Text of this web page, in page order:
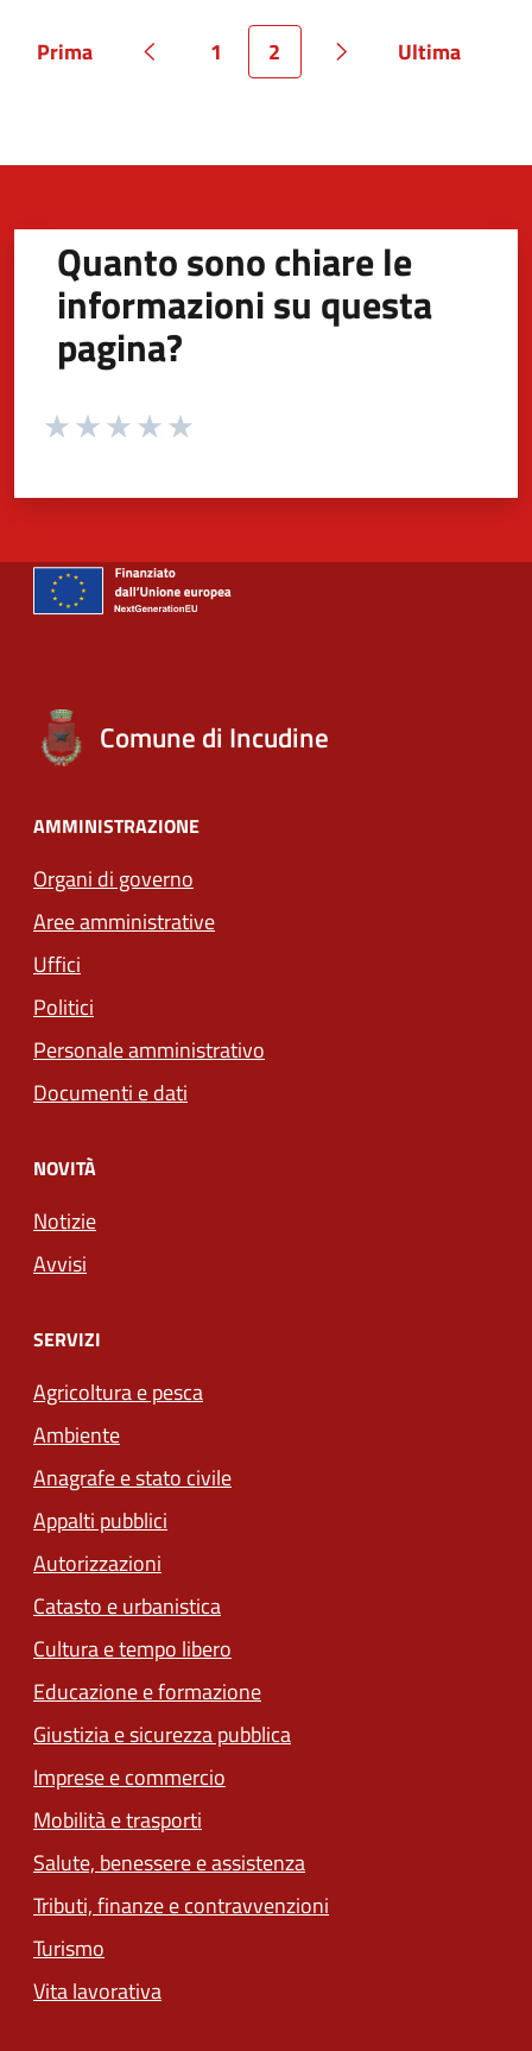
Pagina
Prima Pagina precedente
Pagina
1 Pagina
2 Pagina successiva
Pagina
Ultima
Quanto sono chiare le
informazioni su questa
pagina?
Valuta da 1 a 5 stelle la pagina
Comune di Incudine
AMMINISTRAZIONE
Organi di governo
Aree amministrative
Uffici
Politici
Personale amministrativo
Documenti e dati
NOVITÀ
Notizie
Avvisi
SERVIZI
Agricoltura e pesca
Ambiente
Anagrafe e stato civile
Appalti pubblici
Autorizzazioni
Catasto e urbanistica
Cultura e tempo libero
Educazione e formazione
Giustizia e sicurezza pubblica
Imprese e commercio
Mobilità e trasporti
Salute, benessere e assistenza
Tributi, finanze e contravvenzioni
Turismo
Vita lavorativa